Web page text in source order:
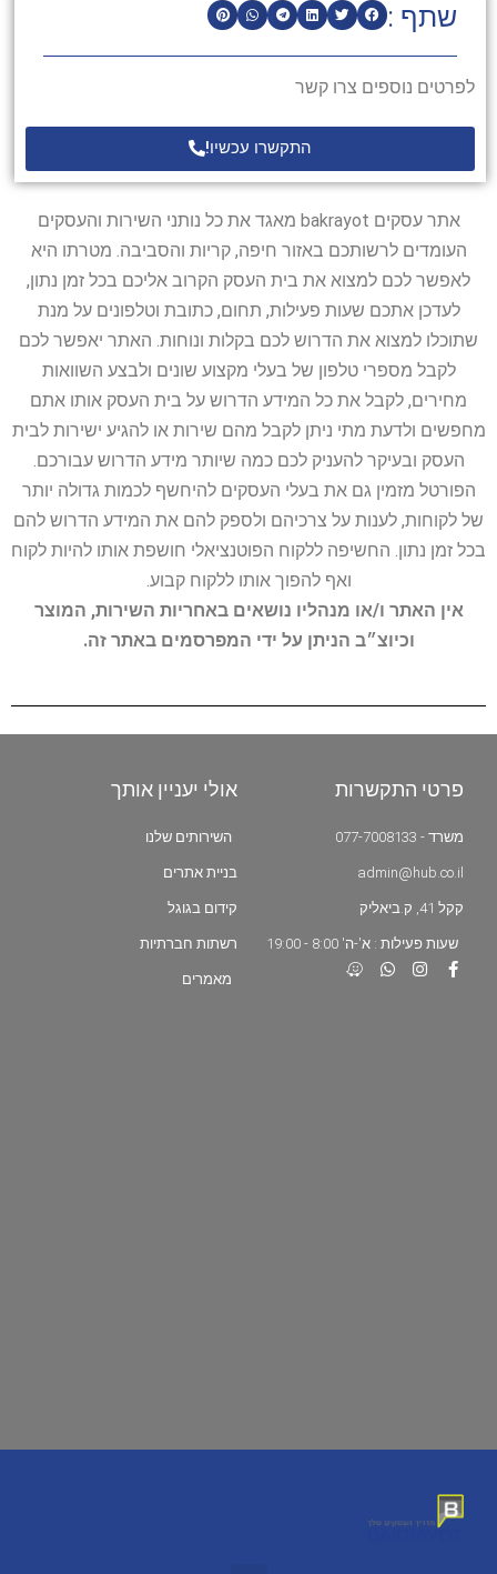
שתף :
לפרטים נוספים צרו קשר
התקשרו עכשיו!
אתר עסקים bakrayot מאגד את כל נותני השירות והעסקים
העומדים לרשותכם באזור חיפה, קריות והסביבה. מטרתו היא
לאפשר לכם למצוא את בית העסק הקרוב אליכם בכל זמן נתון,
לעדכן אתכם שעות פעילות, תחום, כתובת וטלפונים על מנת
שתוכלו למצוא את הדרוש לכם בקלות ונוחות. האתר יאפשר לכם
לקבל מספרי טלפון של בעלי מקצוע שונים ולבצע השוואות
מחירים, לקבל את כל המידע הדרוש על בית העסק אותו אתם
מחפשים ולדעת מתי ניתן לקבל מהם שירות או להגיע ישירות לבית
העסק ובעיקר להעניק לכם כמה שיותר מידע הדרוש עבורכם.
הפורטל מזמין גם את בעלי העסקים להיחשף לכמות גדולה יותר
של לקוחות, לענות על צרכיהם ולספק להם את המידע הדרוש להם
בכל זמן נתון. החשיפה ללקוח הפוטנציאלי חושפת אותו להיות לקוח
ואף להפוך אותו ללקוח קבוע.
אין האתר ו/או מנהליו נושאים באחריות השירות, המוצר
וכיוצ״ב הניתן על ידי המפרסמים באתר זה.
פרטי התקשרות
משרד - 077-7008133
admin@hub.co.il
קקל 41, ק.ביאליק
שעות פעילות : א'-ה' 8:00 - 19:00
אולי יעניין אותך
השירותים שלנו
בניית אתרים
קידום בגוגל
רשתות חברתיות
מאמרים